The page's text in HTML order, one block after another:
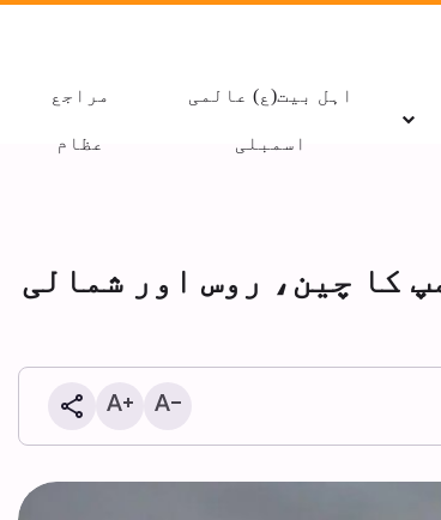
اہل بیت(ع) عالمی
اسمبلی
مراجع
عظام
کا چین، روس اور شمالی
غزہ میں جنگ بندی کے اعلان کے